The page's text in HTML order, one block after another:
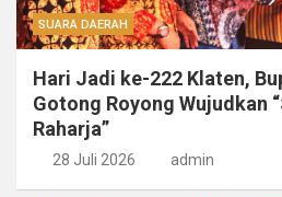
SUARA DAERAH
Hari Jadi ke-222 Klaten,
Gotong Royong Wujudkan
Raharja”
28 Juli 2026 admin